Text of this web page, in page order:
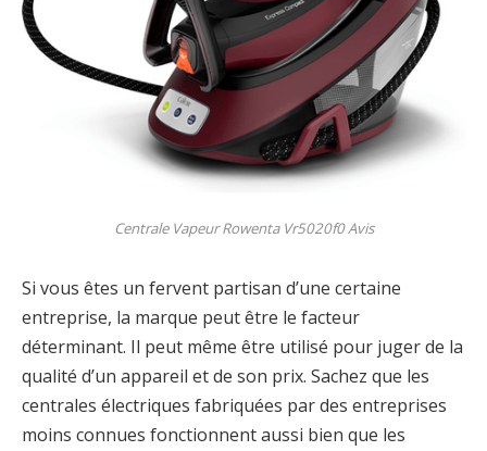
Centrale Vapeur Rowenta Vr5020f0 Avis
Si vous êtes un fervent partisan d’une certaine
entreprise, la marque peut être le facteur
déterminant. Il peut même être utilisé pour juger de la
qualité d’un appareil et de son prix. Sachez que les
centrales électriques fabriquées par des entreprises
moins connues fonctionnent aussi bien que les